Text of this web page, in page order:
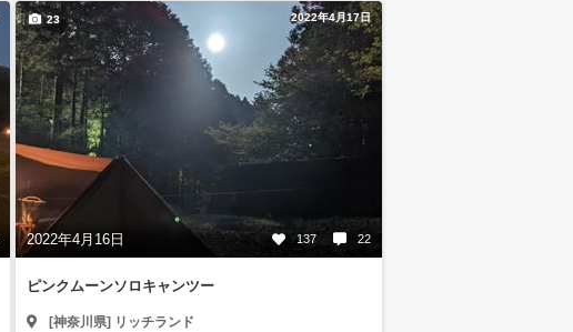
2022年4月17日
2022年4月16日 137 22
23
ピンクムーンソロキャンツー
[神奈川県] リッチランド